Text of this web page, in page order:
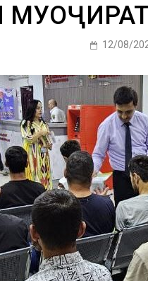
12/08/